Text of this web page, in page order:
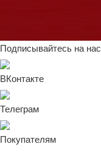
Подписывайтесь на нас
ВКонтакте
Телеграм
Покупателям